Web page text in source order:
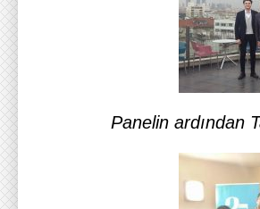
Panelin ardından